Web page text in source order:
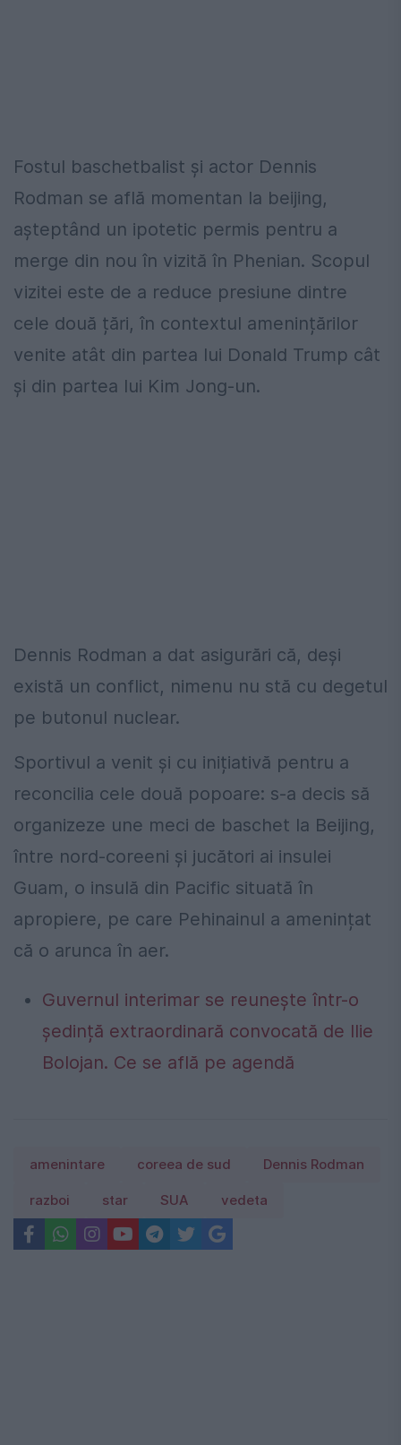
Fostul baschetbalist și actor Dennis
Rodman se află momentan la beijing,
așteptând un ipotetic permis pentru a
merge din nou în vizită în Phenian. Scopul
vizitei este de a reduce presiune dintre
cele două țări, în contextul amenințărilor
venite atât din partea lui Donald Trump cât
și din partea lui Kim Jong-un.
Dennis Rodman a dat asigurări că, deși
există un conflict, nimenu nu stă cu degetul
pe butonul nuclear.
Sportivul a venit și cu inițiativă pentru a
reconcilia cele două popoare: s-a decis să
organizeze une meci de baschet la Beijing,
între nord-coreeni și jucători ai insulei
Guam, o insulă din Pacific situată în
apropiere, pe care Pehinainul a amenințat
că o arunca în aer.
Guvernul interimar se reunește într-o
ședință extraordinară convocată de Ilie
Bolojan. Ce se află pe agendă
amenintare coreea de sud Dennis Rodman
razboi star SUA vedeta